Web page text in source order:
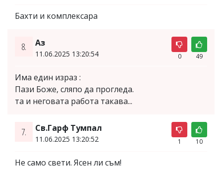
Бахти и комплексара
8. Аз
11.06.2025 13:20:54 0 49
Има един израз :
Пази Боже, сляпо да прогледа.
та и неговата работа такава...
7. Св.Гарф Тумпал
11.06.2025 13:20:52 1 10
Не само свети. Ясен ли съм!